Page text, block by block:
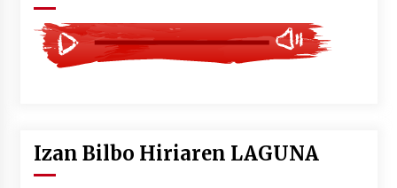
Izan Bilbo Hiriaren LAGUNA